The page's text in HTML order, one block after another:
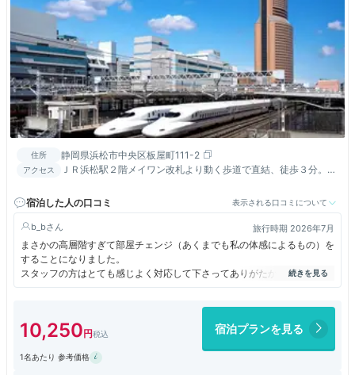
住所 静岡県浜松市中央区板屋町111-2
アクセス
ＪＲ浜松駅２階メイワン改札より動く歩道で直結、徒歩３分。浜
宿泊した人の口コミ
表示される口コミについて
b_b 旅行時期 2026年7月
まさかの高層階すぎて部屋チェンジ（あくまでも私の体感によるもの）を
することになりました。
スタッフの方はとても感じよく対応して下さってありがたかったです。
駅からは近いですが、1階からアクセスするのが結果的に1番近いかなと思
10,250 宿泊プランを見る
1名あたり 参考価格